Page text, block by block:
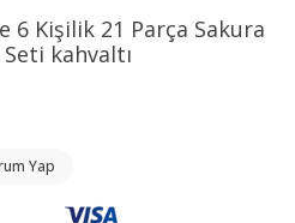
6 Kişilik 21 Parça Sakura
Seti kahvaltı
Yap